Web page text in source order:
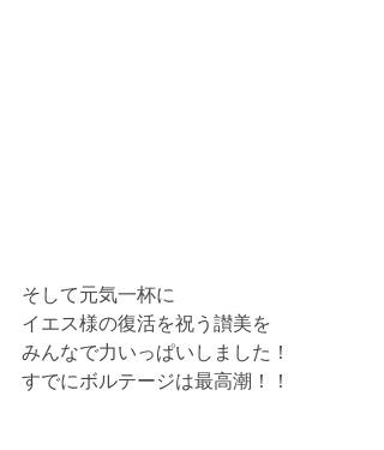
そして元気一杯に
イエス様の復活を祝う讃美を
みんなで力いっぱいしました！
すでにボルテージは最高潮！！